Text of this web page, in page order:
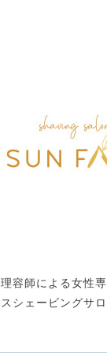
容師による女性
シェービングサ